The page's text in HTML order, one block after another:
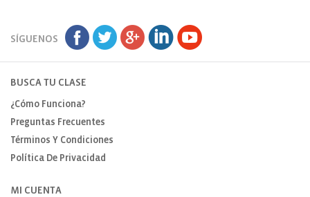
SÍGUENOS
BUSCA TU CLASE
¿Cómo Funciona?
Preguntas Frecuentes
Términos Y Condiciones
Política De Privacidad
MI CUENTA